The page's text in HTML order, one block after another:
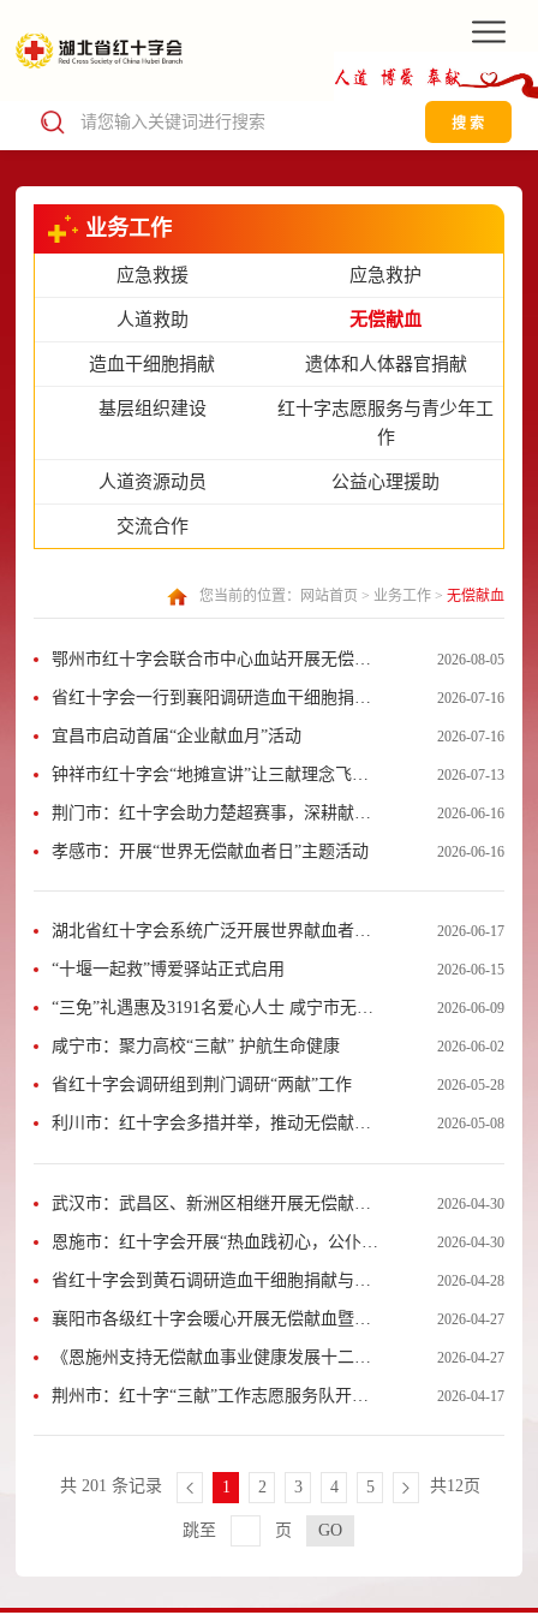
搜 索
业务工作
应急救援 应急救护
人道救助 无偿献血
造血干细胞捐献 遗体和人体器官捐献
基层组织建设
红十字志愿服务与青少年工
作
人道资源动员 公益心理援助
交流合作
您当前的位置： 网站首页 > 业务工作> 无偿献血
鄂州市红十字会联合市中心血站开展无偿献
血暨造血干细胞捐献宣传活动
2026-08-05
省红十字会一行到襄阳调研造血干细胞捐献
与无偿献血工作
2026-07-16
宜昌市启动首届“企业献血月”活动 2026-07-16
钟祥市红十字会“地摊宣讲”让三献理念飞入
寻常百姓家
2026-07-13
荆门市：红十字会助力楚超赛事，深耕献血
公益宣传
2026-06-16
孝感市：开展“世界无偿献血者日”主题活动 2026-06-16
湖北省红十字会系统广泛开展世界献血者日
宣传活动
2026-06-17
“十堰一起救”博爱驿站正式启用 2026-06-15
“三免”礼遇惠及3191名爱心人士 咸宁市无偿
献血优待政策全面落地施行
2026-06-09
咸宁市：聚力高校“三献” 护航生命健康 2026-06-02
省红十字会调研组到荆门调研“两献”工作 2026-05-28
利川市：红十字会多措并举，推动无偿献血
宣传工作走深走实
2026-05-08
武汉市：武昌区、新洲区相继开展无偿献血
进高校活动
2026-04-30
恩施市：红十字会开展“热血践初心，公仆显
担当”无偿献血活动
2026-04-30
省红十字会到黄石调研造血干细胞捐献与无
偿献血工作
2026-04-28
襄阳市各级红十字会暖心开展无偿献血暨造
血干细胞捐献宣传招募活动
2026-04-27
《恩施州支持无偿献血事业健康发展十二条
措施》培训会议召开
2026-04-27
荆州市：红十字“三献”工作志愿服务队开展
人体器官捐献志愿登记宣传暨志愿者培训活
动
2026-04-17
共 201 条记录 1 2 3 4 5 共12页
跳至 页